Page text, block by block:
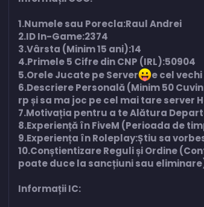
1.Numele sau Porecla:Raul Andrei
2.ID In-Game:2374
3.Vârsta (Minim 15 ani):14
4.Primele 5 Cifre din CNP (IRL):50904
5.Orele Jucate pe Server
e cel
6.Descriere Personală (Minim 50
rp și sa ma joc pe cel mai tare server
7.Motivația pentru a te Alătura
8.Experiență în FiveM (Perioada de
9.Experiența în Roleplay:Știu sa
10.Conștientizare Reguli și Ordine
poate duce la sancțiuni sau
Informații IC: